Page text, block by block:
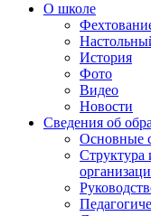
О школе
История
Фото
Видео
Новости
Сведения об
Основные
Структура